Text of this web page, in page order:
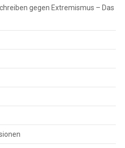
gegen Extremismus – Das